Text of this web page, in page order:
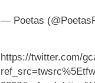
— Poetas
https://twitter.com/